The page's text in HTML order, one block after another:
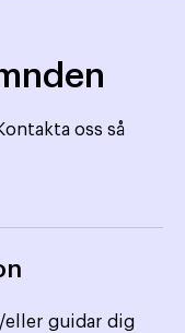
oss så
eller guidar dig